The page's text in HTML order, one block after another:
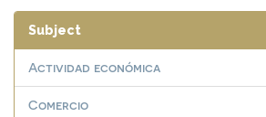
Subject
Actividad económica
Comercio